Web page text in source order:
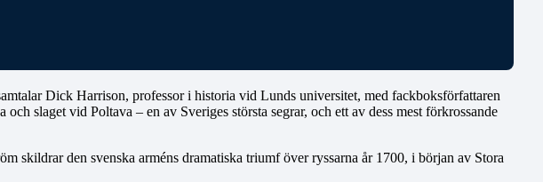
Dick Harrison, professor i historia vid Lunds universitet, med fackboksförfattaren
slaget vid Poltava – en av Sveriges största segrar, och ett av dess mest förkrossande
skildrar den svenska arméns dramatiska triumf över ryssarna år 1700, i början av Stora